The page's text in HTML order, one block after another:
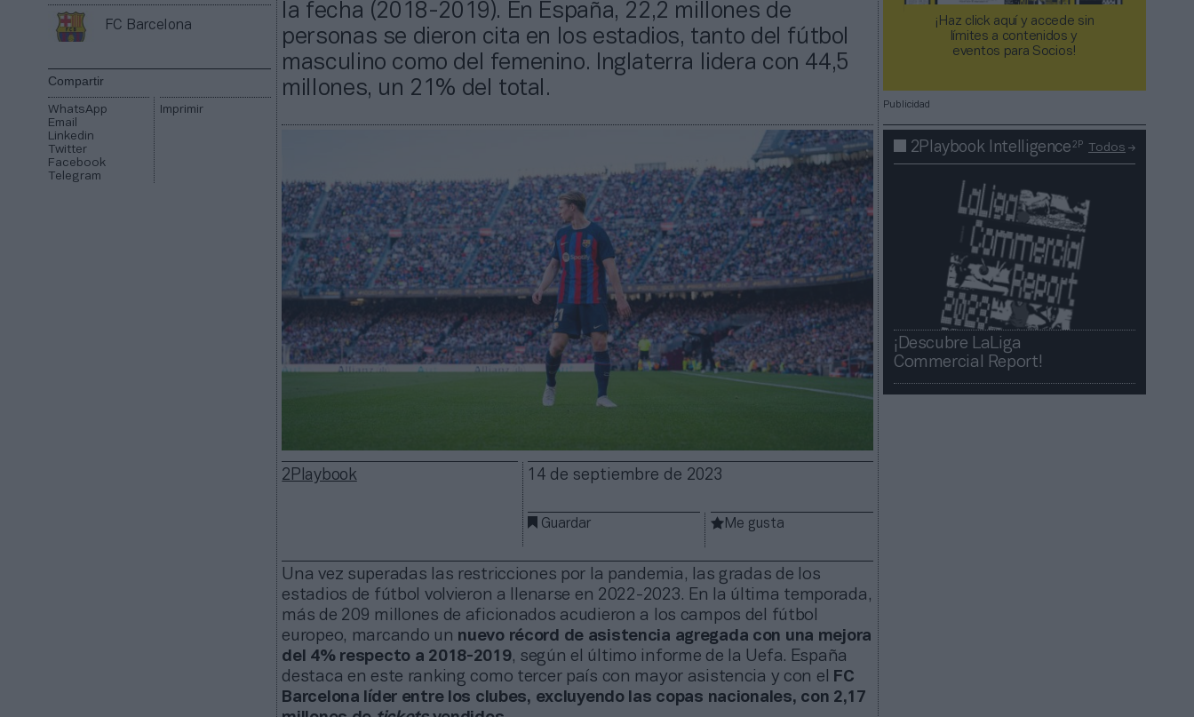
FC Barcelona
Compartir
WhatsApp
Email
Linkedin
Twitter
Facebook
Telegram
Imprimir
la fecha (2018-2019). En España, 22,2 millones de
personas se dieron cita en los estadios, tanto del fútbol
masculino como del femenino. Inglaterra lidera con 44,5
millones, un 21% del total.
2Playbook 14 de septiembre de 2023
Guardar Me gusta
Una vez superadas las restricciones por la pandemia, las gradas de los
estadios de fútbol volvieron a llenarse en 2022-2023. En la última temporada,
más de 209 millones de aficionados acudieron a los campos del fútbol
europeo, marcando un nuevo récord de asistencia agregada con una mejora
del 4% respecto a 2018-2019, según el último informe de la Uefa. España
destaca en este ranking como tercer país con mayor asistencia y con el
FC
Barcelona líder entre los clubes, excluyendo las copas nacionales, con 2,17
¡Haz click aquí y accede sin
límites a contenidos y
eventos para Socios!​​​​​​​
Publicidad
2Playbook Intelligence2P Todos
¡Descubre LaLiga
Commercial Report!​​